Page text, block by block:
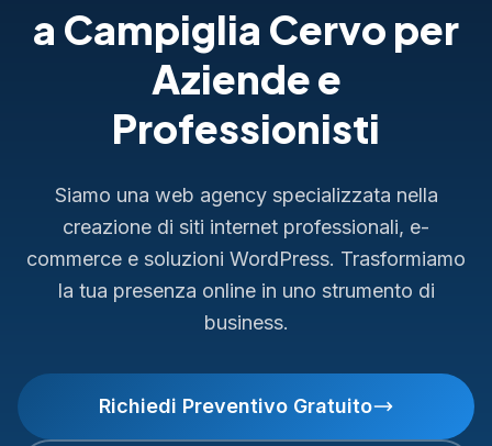
a Campiglia Cervo per
Aziende e
Professionisti
Siamo una web agency specializzata nella
creazione di siti internet professionali, e-
commerce e soluzioni WordPress. Trasformiamo
la tua presenza online in uno strumento di
business.
Richiedi Preventivo Gratuito